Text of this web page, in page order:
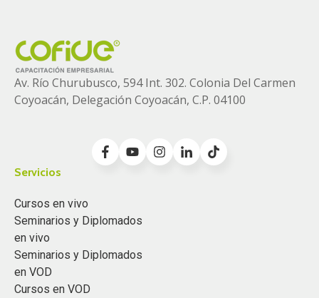
Av. Río Churubusco, 594 Int. 302. Colonia Del Carmen
Coyoacán, Delegación Coyoacán, C.P. 04100
Servicios
Cursos en vivo
Seminarios y Diplomados
en vivo
Seminarios y Diplomados
en VOD
Cursos en VOD